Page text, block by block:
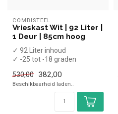
COMBISTEEL
Vrieskast Wit | 92 Liter |
1 Deur | 85cm hoog
✓ 92 Liter inhoud
✓ -25 tot -18 graden
✓ Breedte 60 cm, diepte
58,...
530,00 382,00
Beschikbaarheid laden..